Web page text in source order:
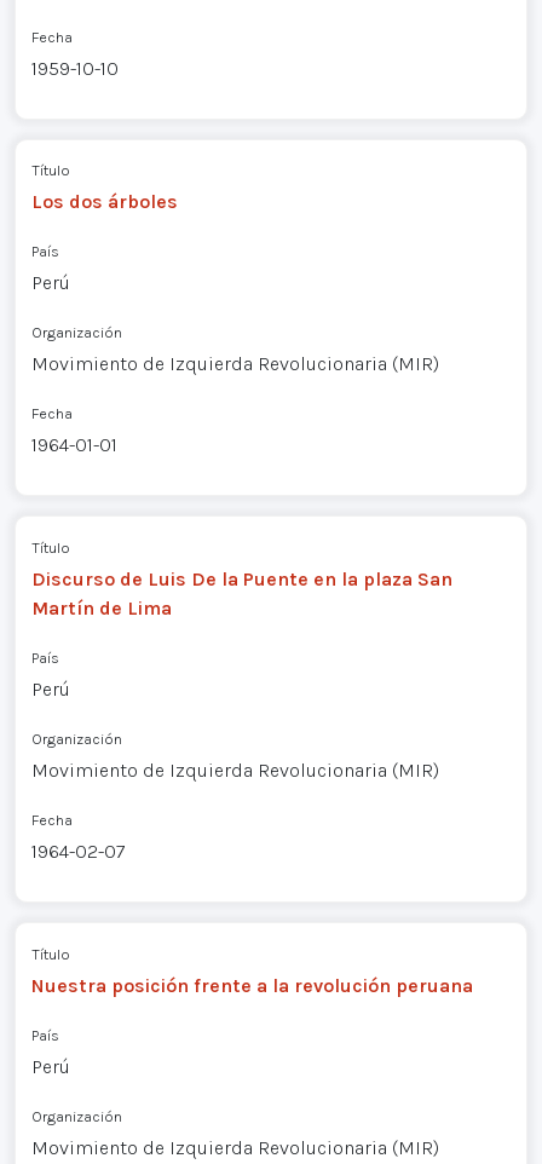
Fecha
1959-10-10
Título
Los dos árboles
País
Perú
Organización
Movimiento de Izquierda Revolucionaria (MIR)
Fecha
1964-01-01
Título
Discurso de Luis De la Puente en la plaza San
Martín de Lima
País
Perú
Organización
Movimiento de Izquierda Revolucionaria (MIR)
Fecha
1964-02-07
Título
Nuestra posición frente a la revolución peruana
País
Perú
Organización
Movimiento de Izquierda Revolucionaria (MIR)